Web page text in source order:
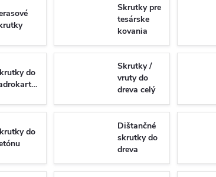
Skrutky pre
tesárske
kovania
do
sadrokartónu
Skrutky /
vruty do
dreva celý
závit
Torx/PZ
do
Dištančné
skrutky do
dreva